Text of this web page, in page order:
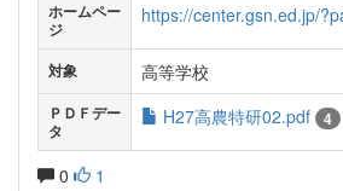
ホームペー
ジ
https://center.gsn.ed.jp/
対象 高等学校
ＰＤＦデー
タ
H27高農特研02.pdf 4
0 1